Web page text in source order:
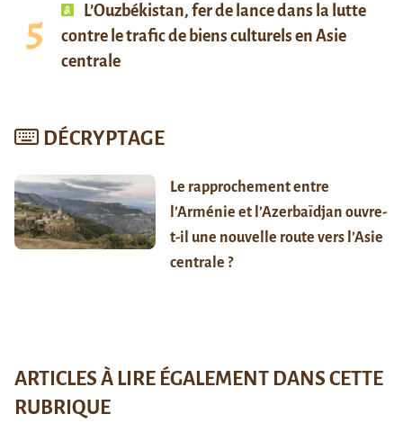
L’Ouzbékistan, fer de lance dans la lutte
contre le trafic de biens culturels en Asie
centrale
DÉCRYPTAGE
Le rapprochement entre
l’Arménie et l’Azerbaïdjan ouvre-
t-il une nouvelle route vers l’Asie
centrale ?
ARTICLES À LIRE ÉGALEMENT DANS CETTE
RUBRIQUE